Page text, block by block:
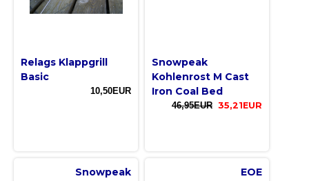
Relags Klappgrill
Basic
10,50EUR
Snowpeak
Kohlenrost M Cast
Iron Coal Bed
46,95EUR 35,21EUR
Snowpeak EOE